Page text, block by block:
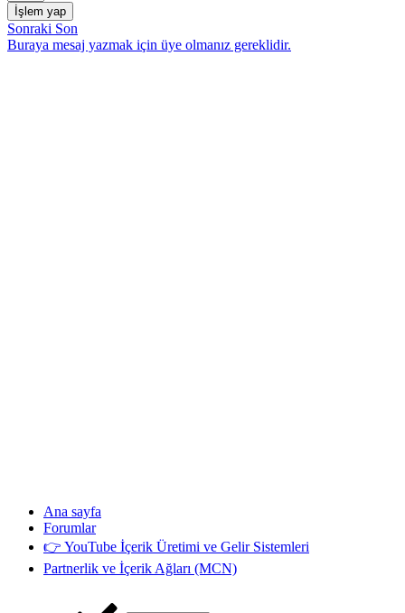
İşlem yap
Sonraki Son
Buraya mesaj yazmak için üye olmanız gereklidir.
Ana sayfa
Forumlar
👉 YouTube İçerik Üretimi ve Gelir Sistemleri
Partnerlik ve İçerik Ağları (MCN)